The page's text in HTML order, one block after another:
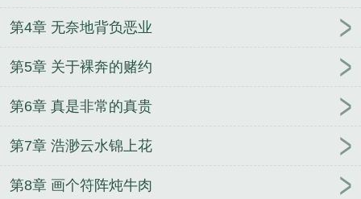
第4章 无奈地背负恶业
第5章 关于裸奔的赌约
第6章 真是非常的真贵
第7章 浩渺云水锦上花
第8章 画个符阵炖牛肉